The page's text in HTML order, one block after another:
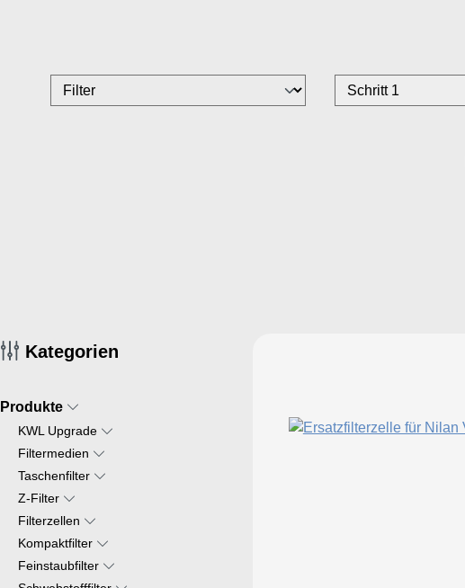
Kategorien
Produkte
KWL Upgrade
Filtermedien
Taschenfilter
Z-Filter
Filterzellen
Kompaktfilter
Feinstaubfilter